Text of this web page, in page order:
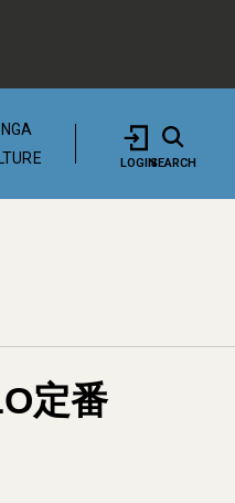
LOGINSEARCH
定番